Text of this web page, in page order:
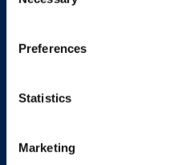
Preferences
Statistics
Marketing